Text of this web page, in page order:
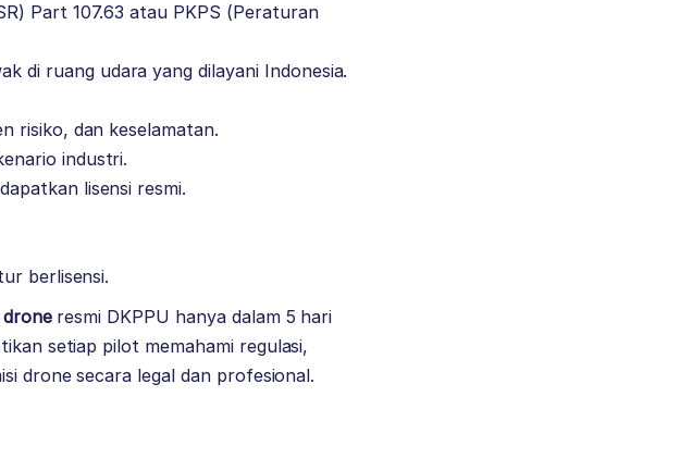
Part 107.63 atau PKPS (Peraturan
di ruang udara yang dilayani Indonesia.
risiko, dan keselamatan.
industri.
lisensi resmi.
berlisensi.
resmi DKPPU hanya dalam 5 hari
setiap pilot memahami regulasi,
drone secara legal dan profesional.